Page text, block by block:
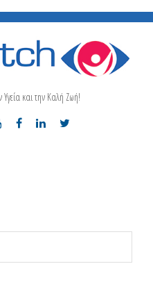
και την Καλή Ζωή!